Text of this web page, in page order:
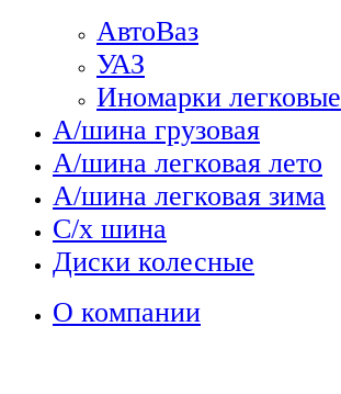
АвтоВаз
УАЗ
Иномарки легковые
А/шина грузовая
А/шина легковая лето
А/шина легковая зима
С/х шина
Диски колесные
О компании